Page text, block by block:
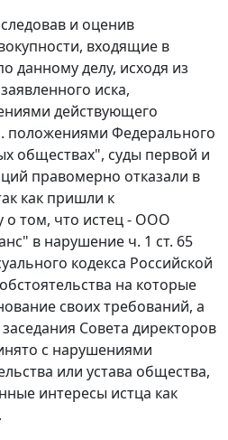
и оценив
входящие в
данному делу, исходя из
иска,
действующего
положениями Федерального
обществах", суды первой и
правомерно отказали в
как пришли к
о том, что истец - ООО
в нарушение ч. 1 ст. 65
кодекса Российской
на которые
своих требований, а
Совета директоров
с нарушениями
или устава общества,
интересы истца как